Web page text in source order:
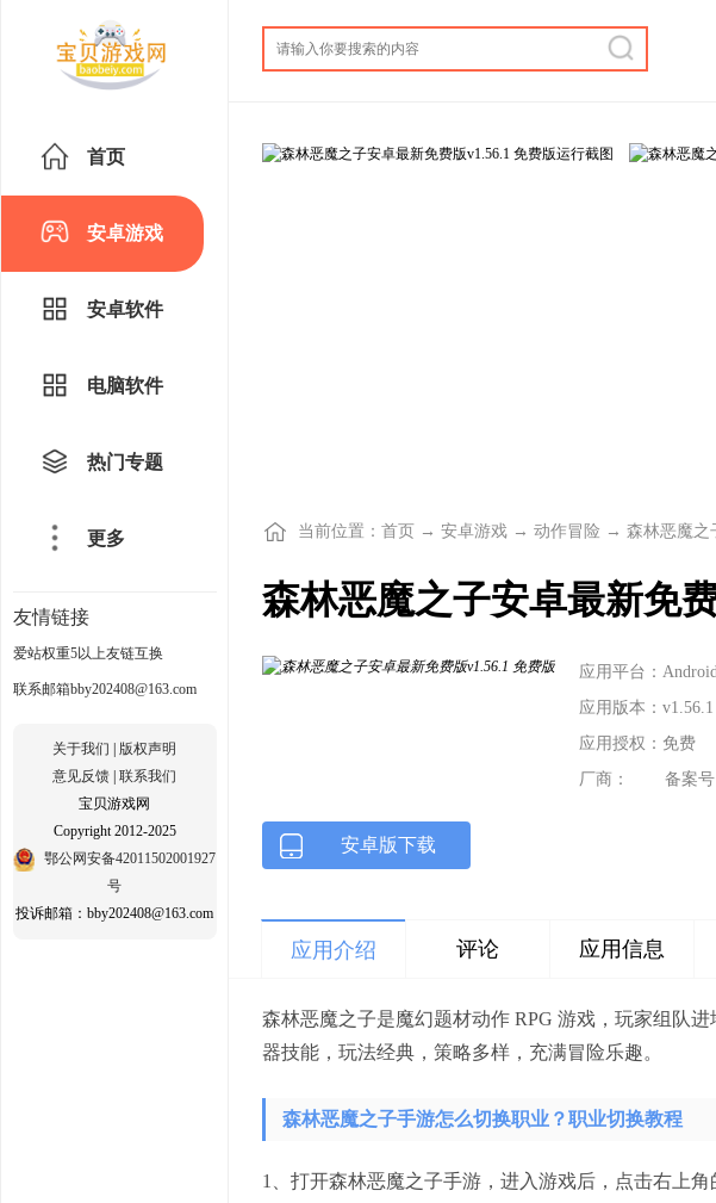
首页
安卓游戏
安卓软件
电脑软件
热门专题
更多
友情链接
爱站权重5以上友链互换
联系邮箱bby202408@163.com
关于我们 | 版权声明
意见反馈 | 联系我们
宝贝游戏网
Copyright 2012-2025
鄂公网安备42011502001927
号
投诉邮箱：bby202408@163.com
当前位置： 首页 → 安卓游戏 → 动作冒险 → 森林恶魔之
森林恶魔之子安卓最新免
应用平台：
应用版本：
应用授权：免费
厂商：
备案号
安卓版下载
应用介绍 评论 应用信息
森林恶魔之子是魔幻题材动作 RPG 游戏，玩家组队
器技能，玩法经典，策略多样，充满冒险乐趣。
森林恶魔之子手游怎么切换职业？职业切换教程
1、打开森林恶魔之子手游，进入游戏后，点击右上角